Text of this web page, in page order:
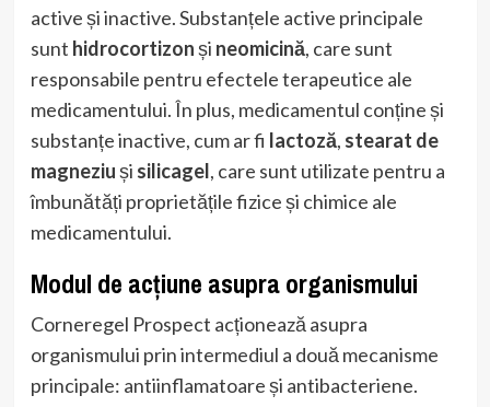
active și inactive. Substanțele active principale
sunt hidrocortizonși neomicină, care sunt
responsabile pentru efectele terapeutice ale
medicamentului. În plus, medicamentul conține și
substanțe inactive, cum ar fi lactoză, stearat de
magneziuși silicagel, care sunt utilizate pentru a
îmbunătăți proprietățile fizice și chimice ale
medicamentului.
Modul de acțiune asupra organismului
Corneregel Prospect acționează asupra
organismului prin intermediul a două mecanisme
principale: antiinflamatoare și antibacteriene.